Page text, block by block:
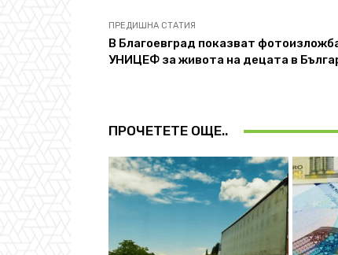
ПРЕДИШНА СТАТИЯ
В Благоевград показват
УНИЦЕФ за живота на децата в
ПРОЧЕТЕТЕ ОЩЕ..